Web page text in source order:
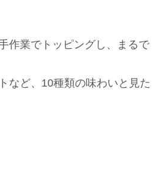
作業でトッピングし、まるで
など、10種類の味わいと見た